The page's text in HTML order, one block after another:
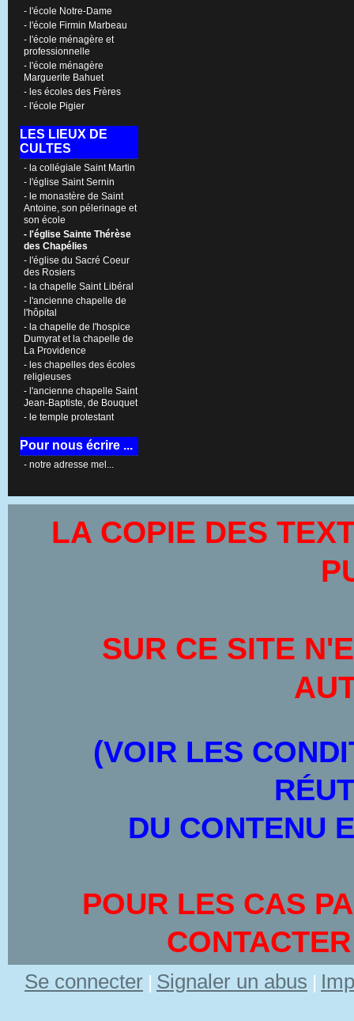
- l'école Notre-Dame
- l'école Firmin Marbeau
- l'école ménagère et
professionnelle
- l'école ménagère
Marguerite Bahuet
- les écoles des Frères
- l'école Pigier
LES LIEUX DE
CULTES
- la collégiale Saint Martin
- l'église Saint Sernin
- le monastère de Saint
Antoine, son pélerinage et
son école
- l'église Sainte Thérèse
des Chapélies
- l'église du Sacré Coeur
des Rosiers
- la chapelle Saint Libéral
- l'ancienne chapelle de
l'hôpital
- la chapelle de l'hospice
Dumyrat et la chapelle de
La Providence
- les chapelles des écoles
religieuses
- l'ancienne chapelle Saint
Jean-Baptiste, de Bouquet
- le temple protestant
Pour nous écrire ...
- notre adresse mel...
LA COPIE DES
SUR CE SITE
(VOIR LES
DU CONTENU
POUR LES CAS
Se connecter | Signaler un abus |